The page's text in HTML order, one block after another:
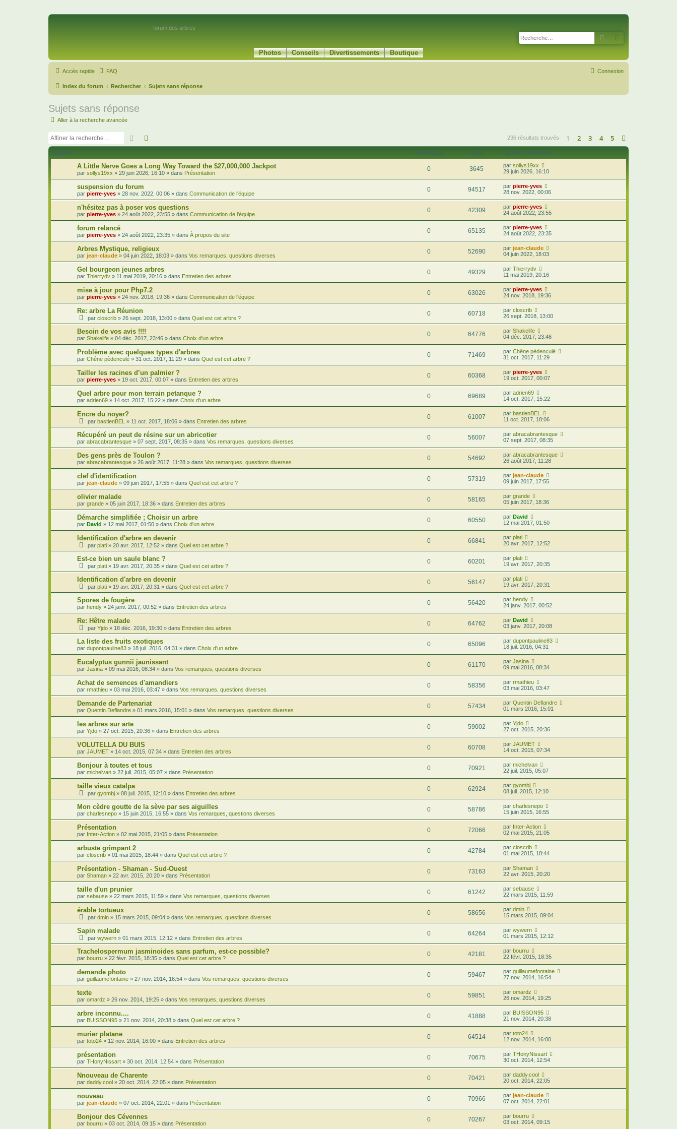
forum des arbres
Rechercher
Photos Conseils Divertissements Boutique
Accès rapide FAQ Connexion
Index du forum Rechercher Sujets sans réponse
Sujets sans réponse
Aller à la recherche avancée
Rechercher 236 résultats trouvés 1 2 3 4 5
SUJETS RÉPONSES VUES DERNIER MESSAGE
A Little Nerve Goes a Long Way Toward the $27,000,000 Jackpot
par sollys19xx » 29 juin 2026, 16:10 » dans Présentation
0 3645 par sollys19xx
29 juin 2026, 16:10
suspension du forum
par pierre-yves » 28 nov. 2022, 00:06 » dans Communication de l'équipe
0 94517 par pierre-yves
28 nov. 2022, 00:06
n'hésitez pas à poser vos questions
par pierre-yves » 24 août 2022, 23:55 » dans Communication de l'équipe
0 42309 par pierre-yves
24 août 2022, 23:55
forum relancé
par pierre-yves » 24 août 2022, 23:35 » dans À propos du site
0 65135 par pierre-yves
24 août 2022, 23:35
Arbres Mystique, religieux
par jean-claude » 04 juin 2022, 18:03 » dans Vos remarques, questions diverses
0 52690 par jean-claude
04 juin 2022, 18:03
Gel bourgeon jeunes arbres
par Thierrydv » 11 mai 2019, 20:16 » dans Entretien des arbres
0 49329 par Thierrydv
11 mai 2019, 20:16
mise à jour pour Php7.2
par pierre-yves » 24 nov. 2018, 19:36 » dans Communication de l'équipe
0 63026 par pierre-yves
24 nov. 2018, 19:36
Re: arbre La Réunion
par closcrib » 26 sept. 2018, 13:00 » dans Quel est cet arbre ?
0 60718 par closcrib
26 sept. 2018, 13:00
Besoin de vos avis !!!!
par Shakelife » 04 déc. 2017, 23:46 » dans Choix d'un arbre
0 64776 par Shakelife
04 déc. 2017, 23:46
Problème avec quelques types d'arbres
par Chêne pèdenculé » 31 oct. 2017, 11:29 » dans Quel est cet arbre ?
0 71469 par Chêne pèdenculé
31 oct. 2017, 11:29
Tailler les racines d’un palmier ?
par pierre-yves » 19 oct. 2017, 00:07 » dans Entretien des arbres
0 60368 par pierre-yves
19 oct. 2017, 00:07
Quel arbre pour mon terrain petanque ?
par adrien69 » 14 oct. 2017, 15:22 » dans Choix d'un arbre
0 69689 par adrien69
14 oct. 2017, 15:22
Encre du noyer?
par bastienBEL » 11 oct. 2017, 18:06 » dans Entretien des arbres
0 61007 par bastienBEL
11 oct. 2017, 18:06
Récupéré un peut de résine sur un abricotier
par abracabrantesque » 07 sept. 2017, 08:35 » dans Vos remarques, questions diverses
0 56007 par abracabrantesque
07 sept. 2017, 08:35
Des gens près de Toulon ?
par abracabrantesque » 26 août 2017, 11:28 » dans Vos remarques, questions diverses
0 54692 par abracabrantesque
26 août 2017, 11:28
clef d'identification
par jean-claude » 09 juin 2017, 17:55 » dans Quel est cet arbre ?
0 57319 par jean-claude
09 juin 2017, 17:55
olivier malade
par grande » 05 juin 2017, 18:36 » dans Entretien des arbres
0 58165 par grande
05 juin 2017, 18:36
Démarche simplifiée ; Choisir un arbre
par David » 12 mai 2017, 01:50 » dans Choix d'un arbre
0 60550 par David
12 mai 2017, 01:50
Identification d'arbre en devenir
par plati » 20 avr. 2017, 12:52 » dans Quel est cet arbre ?
0 66841 par plati
20 avr. 2017, 12:52
Est-ce bien un saule blanc ?
par plati » 19 avr. 2017, 20:35 » dans Quel est cet arbre ?
0 60201 par plati
19 avr. 2017, 20:35
Identification d'arbre en devenir
par plati » 19 avr. 2017, 20:31 » dans Quel est cet arbre ?
0 56147 par plati
19 avr. 2017, 20:31
Spores de fougère
par hendy » 24 janv. 2017, 00:52 » dans Entretien des arbres
0 56420 par hendy
24 janv. 2017, 00:52
Re: Hêtre malade
par Yjdo » 18 déc. 2016, 19:30 » dans Entretien des arbres
0 64762 par David
03 janv. 2017, 20:08
La liste des fruits exotiques
par dupontpauline83 » 18 juil. 2016, 04:31 » dans Choix d'un arbre
0 65096 par dupontpauline83
18 juil. 2016, 04:31
Eucalyptus gunnii jaunissant
par Jasina » 09 mai 2016, 08:34 » dans Vos remarques, questions diverses
0 61170 par Jasina
09 mai 2016, 08:34
Achat de semences d'amandiers
par rmathieu » 03 mai 2016, 03:47 » dans Vos remarques, questions diverses
0 58356 par rmathieu
03 mai 2016, 03:47
Demande de Partenariat
par Quentin Deflandre » 01 mars 2016, 15:01 » dans Vos remarques, questions diverses
0 57434 par Quentin Deflandre
01 mars 2016, 15:01
les arbres sur arte
par Yjdo » 27 oct. 2015, 20:36 » dans Entretien des arbres
0 59002 par Yjdo
27 oct. 2015, 20:36
VOLUTELLA DU BUIS
par JAUMET » 14 oct. 2015, 07:34 » dans Entretien des arbres
0 60708 par JAUMET
14 oct. 2015, 07:34
Bonjour à toutes et tous
par michelvan » 22 juil. 2015, 05:07 » dans Présentation
0 70921 par michelvan
22 juil. 2015, 05:07
taille vieux catalpa
par gyombj » 08 juil. 2015, 12:10 » dans Entretien des arbres
0 62924 par gyombj
08 juil. 2015, 12:10
Mon cèdre goutte de la sève par ses aiguilles
par charlesnepo » 15 juin 2015, 16:55 » dans Vos remarques, questions diverses
0 58786 par charlesnepo
15 juin 2015, 16:55
Présentation
par Inter-Action » 02 mai 2015, 21:05 » dans Présentation
0 72066 par Inter-Action
02 mai 2015, 21:05
arbuste grimpant 2
par closcrib » 01 mai 2015, 18:44 » dans Quel est cet arbre ?
0 42784 par closcrib
01 mai 2015, 18:44
Présentation - Shaman - Sud-Ouest
par Shaman » 22 avr. 2015, 20:20 » dans Présentation
0 73163 par Shaman
22 avr. 2015, 20:20
taille d'un prunier
par sebause » 22 mars 2015, 11:59 » dans Vos remarques, questions diverses
0 61242 par sebause
22 mars 2015, 11:59
érable tortueux
par dmin » 15 mars 2015, 09:04 » dans Vos remarques, questions diverses
0 58656 par dmin
15 mars 2015, 09:04
Sapin malade
par wywern » 01 mars 2015, 12:12 » dans Entretien des arbres
0 64264 par wywern
01 mars 2015, 12:12
Trachelospermum jasminoides sans parfum, est-ce possible?
par bourru » 22 févr. 2015, 18:35 » dans Quel est cet arbre ?
0 42181 par bourru
22 févr. 2015, 18:35
demande photo
par guillaumefontaine » 27 nov. 2014, 16:54 » dans Vos remarques, questions diverses
0 59467 par guillaumefontaine
27 nov. 2014, 16:54
texte
par omardz » 26 nov. 2014, 19:25 » dans Vos remarques, questions diverses
0 59851 par omardz
26 nov. 2014, 19:25
arbre inconnu....
par BUISSON95 » 21 nov. 2014, 20:38 » dans Quel est cet arbre ?
0 41888 par BUISSON95
21 nov. 2014, 20:38
murier platane
par toto24 » 12 nov. 2014, 16:00 » dans Entretien des arbres
0 64514 par toto24
12 nov. 2014, 16:00
présentation
par THonyNissart » 30 oct. 2014, 12:54 » dans Présentation
0 70675 par THonyNissart
30 oct. 2014, 12:54
Nnouveau de Charente
par daddy.cool » 20 oct. 2014, 22:05 » dans Présentation
0 70421 par daddy.cool
20 oct. 2014, 22:05
nouveau
par jean-claude » 07 oct. 2014, 22:01 » dans Présentation
0 70966 par jean-claude
07 oct. 2014, 22:01
Bonjour des Cévennes
par bourru » 03 oct. 2014, 09:15 » dans Présentation
0 70267 par bourru
03 oct. 2014, 09:15